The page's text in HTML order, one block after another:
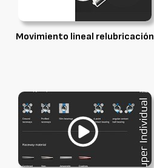
Movimiento lineal relubricación